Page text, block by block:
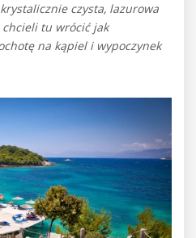
czysta, lazurowa
tu wrócić jak
na kąpiel i wypoczynek